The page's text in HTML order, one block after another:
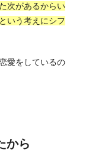
次があるからい
いう考えにシフ
愛をしているの
から